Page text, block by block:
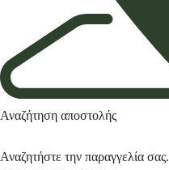
Αναζήτηση αποστολής
Αναζητήστε την παραγγελία σας.